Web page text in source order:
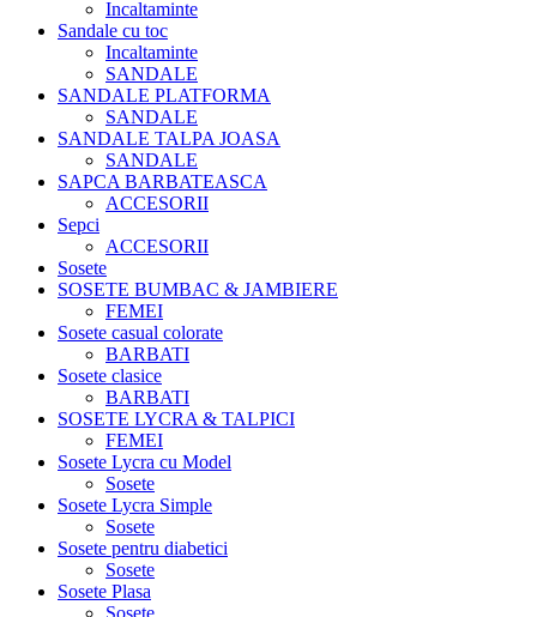
Incaltaminte
Sandale cu toc
Incaltaminte
SANDALE
SANDALE PLATFORMA
SANDALE
SANDALE TALPA JOASA
SANDALE
SAPCA BARBATEASCA
ACCESORII
Sepci
ACCESORII
Sosete
SOSETE BUMBAC & JAMBIERE
FEMEI
Sosete casual colorate
BARBATI
Sosete clasice
BARBATI
SOSETE LYCRA & TALPICI
FEMEI
Sosete Lycra cu Model
Sosete
Sosete Lycra Simple
Sosete
Sosete pentru diabetici
Sosete
Sosete Plasa
Sosete